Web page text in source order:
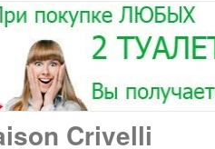
Crivelli